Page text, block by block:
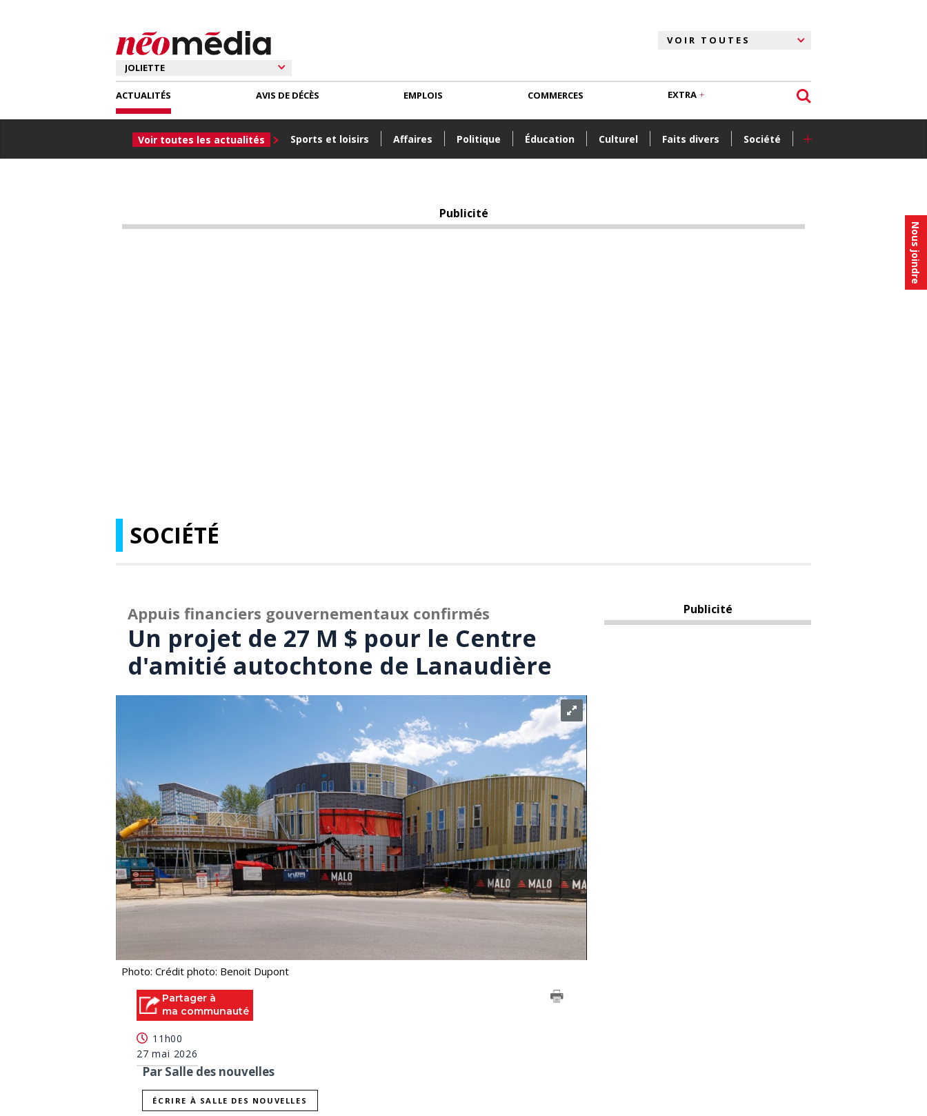
Nous joindre
ACTUALITÉS
Voir toutes les actualités Sports et loisirs Affaires Politique Éducation Culturel Faits divers Société +
AVIS DE DÉCÈS EMPLOIS COMMERCES EXTRA
Publicité
SOCIÉTÉ
Appuis financiers gouvernementaux confirmés
Un projet de 27 M $ pour le Centre
d'amitié autochtone de Lanaudière
Photo: Crédit photo: Benoit Dupont
Partager à
ma communauté
11h00
27 mai 2026
Par Salle des nouvelles
ÉCRIRE À SALLE DES NOUVELLES
Publicité